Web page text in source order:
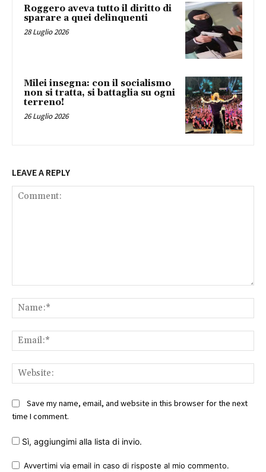
Roggero aveva tutto il diritto di
sparare a quei delinquenti
28 Luglio 2026
Milei insegna: con il socialismo
non si tratta, si battaglia su ogni
terreno!
26 Luglio 2026
LEAVE A REPLY
Save my name, email, and website in this browser for the next
time I comment.
Sì, aggiungimi alla lista di invio.
Avvertimi via email in caso di risposte al mio commento.